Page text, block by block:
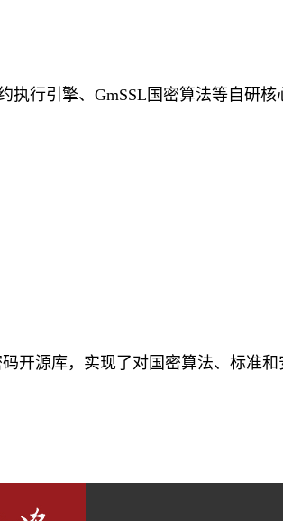
执行引擎、GmSSL国密算法等自研
开源库，实现了对国密算法、标准和